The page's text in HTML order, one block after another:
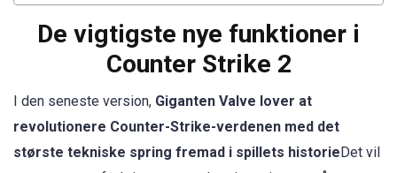
De vigtigste nye funktioner i
Counter Strike 2
I den seneste version, Giganten Valve lover at
revolutionere Counter-Strike-verdenen med det
største tekniske spring fremad i spillets historie Det vil